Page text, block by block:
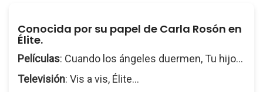
Conocida por su papel de Carla Rosón en
Élite.
Películas: Cuando los ángeles duermen, Tu hijo...
Televisión: Vis a vis, Élite...